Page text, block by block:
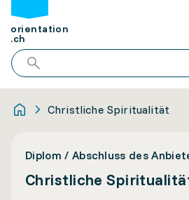
orientation
.ch
Christliche Spiritualität
Diplom / Abschluss des
Christliche